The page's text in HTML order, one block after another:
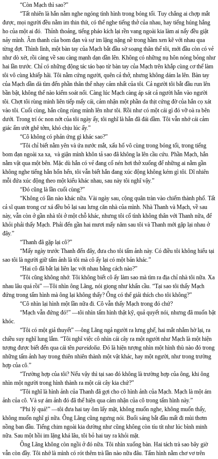
“Còn Mạch thì sao?”
“Tất nhiên là hắn nằm nghe ngóng tình hình trong bóng tối. Tuy chẳng ai chợp mắt
được, mọi người đều nằm im thin thít, có thể nghe tiếng thở của nhau, hay tiếng húng hắng
ho của một ai đó. Thỉnh thoảng, tiếng pháo kích lại rền vang ngoài kia làm ai nấy đều giật
nảy mình. Âm thanh của bom đạn và sự im lặng nặng nề trong hầm xen kẽ với nhau qua
từng đợt. Thình lình, một bàn tay của Mạch bắt đầu sờ soạng thân thể tôi, mới đầu còn có vẻ
như dò xét, rồi càng về sau càng mạnh dạn dần lên. Không có những nụ hôn nóng bỏng như
hai lần trước. Chỉ có những động tác táo bạo từ bàn tay của Mạch trên khắp cùng cơ thể làm
tôi vô cùng khiếp hãi. Tôi nằm cứng người, quên cả thở, nhưng không dám la lên. Bàn tay
của Mạch dần dà tìm đến phần thân thể nhạy cảm nhất của tôi. Cả người tôi bắt đầu run lên
bần bật, không thể nào kiểm soát nổi. Càng lúc Mạch càng áp sát cả người hắn vào người
tôi. Chợt tôi rùng mình liên tiếp mấy cái, cảm nhận một phần da thịt cứng đờ của hắn cọ xát
vào tôi. Cuối cùng, hắn cũng rùng mình lên như tôi. Rồi như có một cái gì đó vỡ oà ra bên
dưới. Trong trí óc non nớt của tôi ngày ấy, tôi nghĩ là hắn đã đái dầm. Tôi vẫn nhớ cái cảm
giác ẩm ướt ghê tởm, khó chịu lúc ấy.”
“Cô không có phản ứng gì khác sao?”
“Tôi chỉ biết nằm yên và ứa nước mắt, xấu hổ vô cùng trong bóng tối, trong tiếng
bom đạn ngoài xa xa, và giận mình khôn tả sao đã không la lên cầu cứu. Phần Mạch, hắn
nằm vật qua một bên. Mặc dù hắn có vẻ đang cố nén hơi thở xuống để những ai nằm gần
không nghe tiếng hắn hổn hển, tôi vẫn biết hắn đang xúc động không kém gì tôi. Dĩ nhiên
mỗi đứa xúc động theo một kiểu khác nhau, sau này tôi nghĩ vậy.”
“Đó cũng là lần cuối cùng?”
“Không có lần nào khác nữa. Vài ngày sau, cộng quân tràn vào chiếm thành phố. Tất
cả sĩ quan trong cư xá đều bỏ lại sau lưng căn nhà của mình. Nhà Thanh và Mạch, về sau
này, vẫn còn ở gần nhà tôi ở một chỗ khác, nhưng tôi cố tình không thân với Thanh nữa, để
khỏi phải thấy Mạch. Phải đến gần hai mươi mấy năm sau tôi và Thanh mới gặp lại nhau ở
đây.”
“Thanh đã gặp lại cô?”
“Mấy ngày trước Thanh đến đây, đưa cho tôi tấm ảnh này. Có điều tôi không hiểu tại
sao tôi là người giữ tấm ảnh là tôi mà cô ấy lại có một bản khác.”
“Hai cô đã bắt lại liên lạc với nhau bằng cách nào?”
“Tôi cũng không nhớ. Tôi không biết cô ấy làm sao mà tìm ra địa chỉ nhà tôi nữa. Xa
nhau lâu quá rồi” —Tôi nhìn ông Lãng, nói giọng như khẩn cầu. “Tại sao tôi thấy Mạch
đứng trong tấm hình mà ông lại không thấy? Ông có thể giải thích cho tôi không?”
“Cô nhìn lại hình một lần nữa đi. Cô vẫn thấy Mạch trong đó chứ?
“Mạch vẫn đứng đó!” —tôi nhìn tấm hình thật kỹ, quả quyết nói, nhưng đã muốn bật
khóc.
“Tôi có một giả thuyết” —ông Lãng ngả người ra lưng ghế, hai mắt nhắm hờ lại, ra
chiều suy nghĩ lung lắm. “Tôi nghĩ việc cô nhìn cái cây ra một người như Mạch là một hiện
tượng được biết đến qua cái tên pareidolia. Đó là hiện tượng nhìn một hình thù nào đó trong
những tấm ảnh hay trong thiên nhiên thành một vật khác, hay một người, như trong trường
hợp của cô.”
“Trường hợp của tôi? Nếu vậy thì tại sao đó không là trường hợp của ông, khi ông
nhìn một người trong hình thành ra một cái cây kia chứ?”
“Tôi nghĩ là hình ảnh của Thanh đã gợi cho cô hình ảnh của Mạch. Mạch là một ám
ảnh của cô. Và sự ám ảnh đó đã thể hiện qua cảm nhận của cô trong tấm hình này.”
“Phi lý quá!” —tôi đưa hai tay ôm lấy mặt, không muốn nghe, không muốn thấy,
không muốn nghĩ gì nữa. Ông Lãng cũng ngưng nói. Buổi sáng bắt đầu mất đi mùi thơm
nồng ban đầu. Tiếng chim ngoài kia dường như cũng không còn tíu tít như lúc bình minh
nữa. Sau một hồi im lặng khá lâu, tôi bỏ hai tay ra khỏi mặt.
Ông Lãng không còn ngồi ở đó nữa. Tôi nhìn xuống bàn. Hai tách trà sao bây giờ
vẫn còn đầy. Tôi nhớ là mình có rót thêm trà lần nào nữa đâu. Tấm hình nằm chơ vơ trên